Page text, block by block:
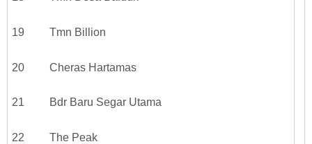
19 Tmn Billion
20 Cheras Hartamas
21 Bdr Baru Segar Utama
22 The Peak